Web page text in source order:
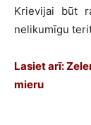
Krievijai būt
nelikumīgu
Lasiet arī:
mieru